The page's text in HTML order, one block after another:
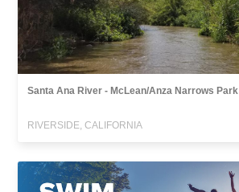
Santa Ana River - McLean/Anza Narrows Park
RIVERSIDE, CALIFORNIA